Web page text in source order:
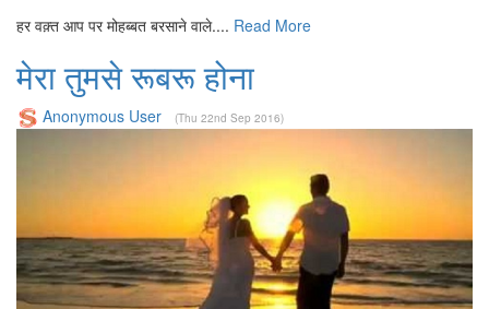
हर वक़्त आप पर मोहब्बत बरसाने वाले.... Read More
मेरा तुमसे रूबरू होना
Anonymous User (Thu 22nd Sep 2016)